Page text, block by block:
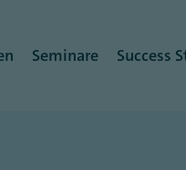
Seminare Success